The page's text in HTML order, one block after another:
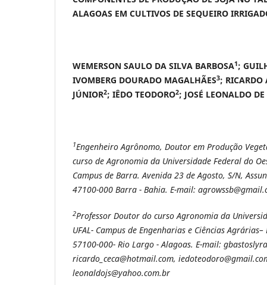
ALAGOAS EM CULTIVOS DE SEQUEIRO
WEMERSON SAULO DA SILVA BARBOSA1;
IVOMBERG DOURADO MAGALHÃES3; RICARDO
JÚNIOR2; IÊDO TEODORO2; JOSÉ LEONALDO
1Engenheiro Agrônomo, Doutor em Produção
curso de Agronomia da Universidade Federal do
Campus de Barra. Avenida 23 de Agosto, S/N,
47100-000 Barra - Bahia. E-mail:
2Professor Doutor do curso Agronomia da
UFAL- Campus de Engenharias e Ciências Agrárias–
57100-000- Rio Largo - Alagoas. E-mail:
ricardo_ceca@hotmail.com,
leonaldojs@yahoo.com.br